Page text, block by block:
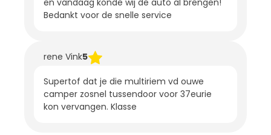
Bedankt voor de snelle service
rene Vink5
Supertof dat je die multiriem vd ouwe
camper zosnel tussendoor voor 37eurie
kon vervangen. Klasse